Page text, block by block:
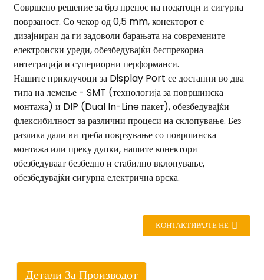
Совршено решение за брз пренос на податоци и сигурна
поврзаност. Со чекор од 0,5 mm, конекторот е
дизајниран да ги задоволи барањата на современите
електронски уреди, обезбедувајќи беспрекорна
интеграција и супериорни перформанси.
Нашите приклучоци за Display Port се достапни во два
типа на лемење - SMT (технологија за површинска
монтажа) и DIP (Dual In-Line пакет), обезбедувајќи
флексибилност за различни процеси на склопување. Без
разлика дали ви треба поврзување со површинска
монтажа или преку дупки, нашите конектори
обезбедуваат безбедно и стабилно вклопување,
обезбедувајќи сигурна електрична врска.
КОНТАКТИРАЈТЕ НЕ
Детали За Производот